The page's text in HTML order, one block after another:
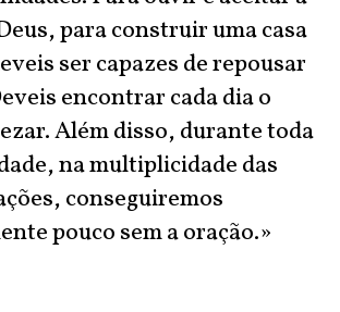
para construir uma casa
ser capazes de repousar
encontrar cada dia o
Além disso, durante toda
na multiplicidade das
conseguiremos
pouco sem a oração.»